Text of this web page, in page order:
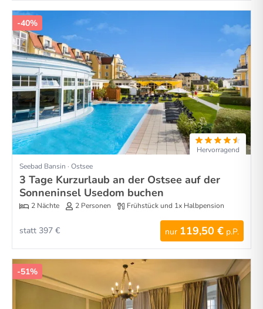
-40%
Hervorragend
Seebad Bansin · Ostsee
3 Tage Kurzurlaub an der Ostsee auf der
Sonneninsel Usedom buchen
2 Nächte 2 Personen Frühstück und 1x Halbpension
nur 119,50 € p.P.
statt 397 €
-51%